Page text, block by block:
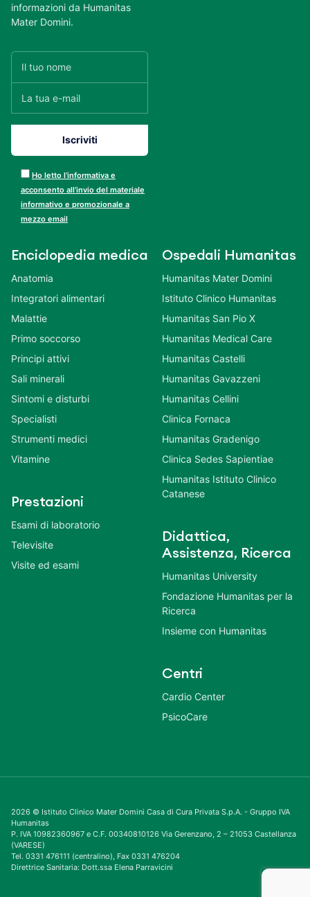
informazioni da Humanitas
Mater Domini.
Ho letto l’informativa e
acconsento all’invio del materiale
informativo e promozionale a
mezzo email
Enciclopedia medica
Anatomia
Integratori alimentari
Malattie
Primo soccorso
Principi attivi
Sali minerali
Sintomi e disturbi
Specialisti
Strumenti medici
Vitamine
Prestazioni
Esami di laboratorio
Televisite
Visite ed esami
Ospedali Humanitas
Humanitas Mater Domini
Istituto Clinico Humanitas
Humanitas San Pio X
Humanitas Medical Care
Humanitas Castelli
Humanitas Gavazzeni
Humanitas Cellini
Clinica Fornaca
Humanitas Gradenigo
Clinica Sedes Sapientiae
Humanitas Istituto Clinico
Catanese
Didattica,
Assistenza, Ricerca
Humanitas University
Fondazione Humanitas per la
Ricerca
Insieme con Humanitas
Centri
Cardio Center
PsicoCare
2026 © Istituto Clinico Mater Domini Casa di Cura Privata S.p.A. - Gruppo IVA
Humanitas
P. IVA 10982360967 e C.F. 00340810126 Via Gerenzano, 2 – 21053 Castellanza
(VARESE)
Tel. 0331 476111 (centralino), Fax 0331 476204
Direttrice Sanitaria: Dott.ssa Elena Parravicini